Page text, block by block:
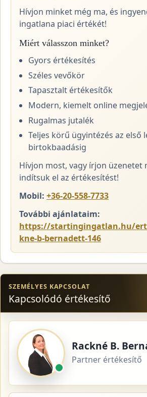
Hívjon minket még ma, és
ingatlana piaci értékét!
Miért válasszon minket?
Gyors értékesítés
Széles vevőkör
Tapasztalt értékesítők
Modern, kiemelt online
Rugalmas jutalék
Teljes körű ügyintézés az első
birtokbaadásig
Hívjon most, vagy írjon üzenetet
indítsuk el az értékesítést!
Mobil: +36-20-558-7733
További ajánlataim:
https://startingingatlan.hu/
kne-b-bernadett-146
SZEMÉLYES KAPCSOLAT
Kapcsolódó értékesítő
Rackné B.
Partner értékesítő